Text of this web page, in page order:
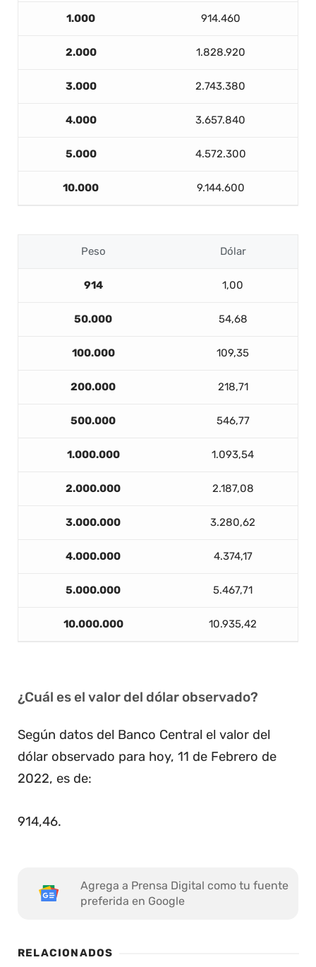
1.000 914.460
2.000 1.828.920
3.000 2.743.380
4.000 3.657.840
5.000 4.572.300
10.000 9.144.600
Peso Dólar
914 1,00
50.000 54,68
100.000 109,35
200.000 218,71
500.000 546,77
1.000.000 1.093,54
2.000.000 2.187,08
3.000.000 3.280,62
4.000.000 4.374,17
5.000.000 5.467,71
10.000.000 10.935,42
¿Cuál es el valor del dólar observado?
Según datos del Banco Central el valor del
dólar observado para hoy, 11 de Febrero de
2022, es de:
914,46.
Agrega a Prensa Digital como tu fuente
preferida en Google
RELACIONADOS